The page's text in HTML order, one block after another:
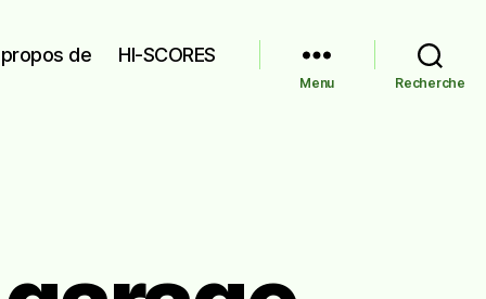
de HI-SCORES
Menu Recherche